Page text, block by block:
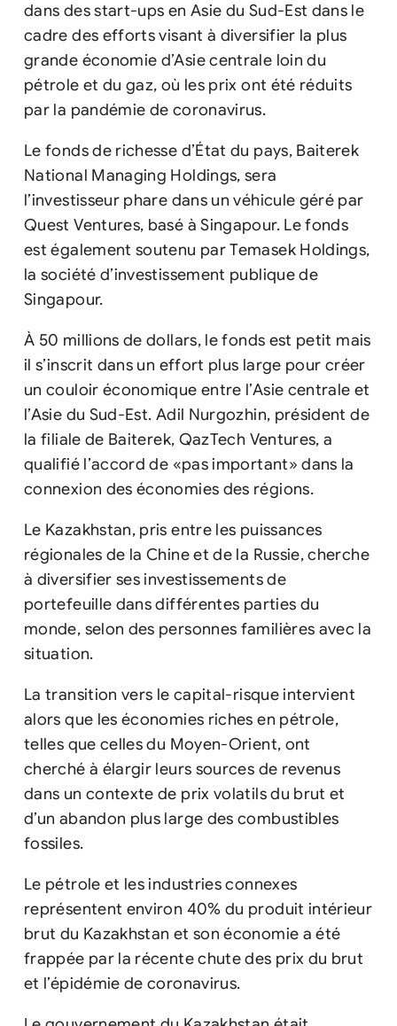
dans des start-ups en Asie du Sud-Est dans le
cadre des efforts visant à diversifier la plus
grande économie d’Asie centrale loin du
pétrole et du gaz, où les prix ont été réduits
par la pandémie de coronavirus.
Le fonds de richesse d’État du pays, Baiterek
National Managing Holdings, sera
l’investisseur phare dans un véhicule géré par
Quest Ventures, basé à Singapour. Le fonds
est également soutenu par Temasek Holdings,
la société d’investissement publique de
Singapour.
À 50 millions de dollars, le fonds est petit mais
il s’inscrit dans un effort plus large pour créer
un couloir économique entre l’Asie centrale et
l’Asie du Sud-Est. Adil Nurgozhin, président de
la filiale de Baiterek, QazTech Ventures, a
qualifié l’accord de «pas important» dans la
connexion des économies des régions.
Le Kazakhstan, pris entre les puissances
régionales de la Chine et de la Russie, cherche
à diversifier ses investissements de
portefeuille dans différentes parties du
monde, selon des personnes familières avec la
situation.
La transition vers le capital-risque intervient
alors que les économies riches en pétrole,
telles que celles du Moyen-Orient, ont
cherché à élargir leurs sources de revenus
dans un contexte de prix volatils du brut et
d’un abandon plus large des combustibles
fossiles.
Le pétrole et les industries connexes
représentent environ 40% du produit intérieur
brut du Kazakhstan et son économie a été
frappée par la récente chute des prix du brut
et l’épidémie de coronavirus.